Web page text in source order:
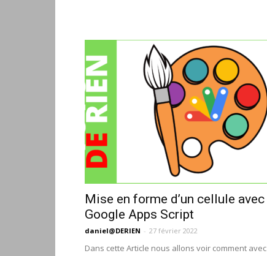
Mise en forme d’un cellule avec
Google Apps Script
daniel@DERIEN - 27 février 2022
Dans cette Article nous allons voir comment avec